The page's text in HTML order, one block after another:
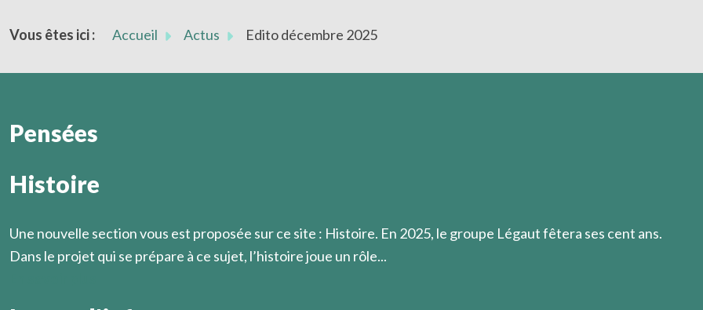
Vous êtes ici : Accueil Actus Edito décembre 2025
Pensées
La vie spirituelle ne s'enseigne pas " de bouche à oreille ". Quand l'occasion en est donnée, elle se communique "
Histoire
Une nouvelle section vous est proposée sur ce site : Histoire. En 2025, le groupe Légaut fêtera ses cent ans.
Dans le projet qui se prépare à ce sujet, l’histoire joue un rôle...